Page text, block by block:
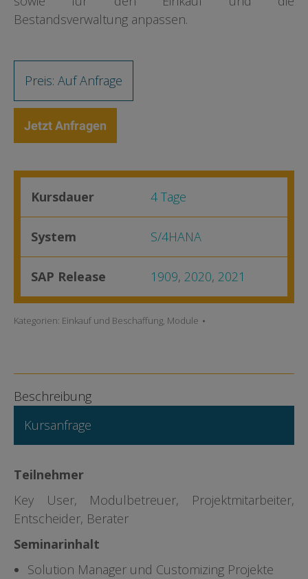
Bestandsverwaltung anpassen.
Preis: Auf Anfrage
Jetzt Anfragen
Kursdauer 4 Tage
System S/4HANA
SAP Release 1909, 2020, 2021
Kategorien: Einkauf und Beschaffung, Module
Beschreibung
Kursanfrage
Teilnehmer
Key User, Modulbetreuer, Projektmitarbeiter,
Entscheider, Berater
Seminarinhalt
Solution Manager und Customizing Projekte